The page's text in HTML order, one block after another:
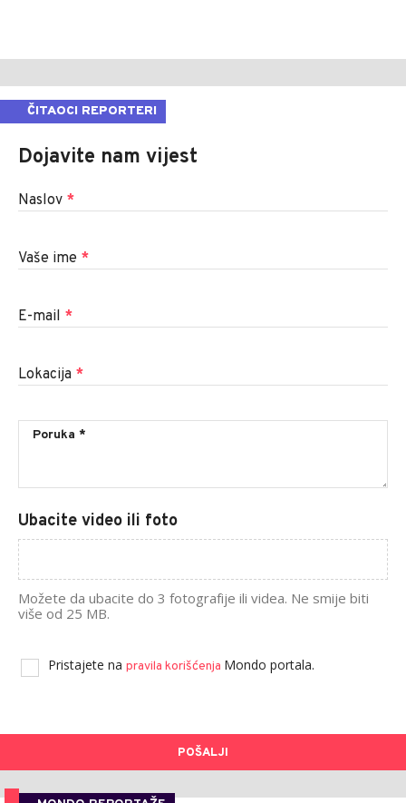
ČITAOCI REPORTERI
Dojavite nam vijest
Naslov *
Vaše ime *
E-mail *
Lokacija *
Ubacite video ili foto
Možete da ubacite do 3 fotografije ili videa. Ne smije biti
više od 25 MB.
Pristajete na pravila korišćenja Mondo portala.
POŠALJI